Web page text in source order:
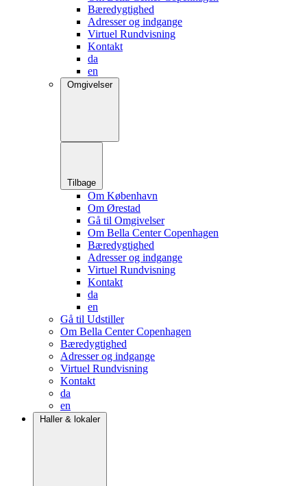
Bæredygtighed
Adresser og indgange
Virtuel Rundvisning
Kontakt
da
en
Omgivelser
Tilbage
Om København
Om Ørestad
Gå til Omgivelser
Om Bella Center Copenhagen
Bæredygtighed
Adresser og indgange
Virtuel Rundvisning
Kontakt
da
en
Gå til Udstiller
Om Bella Center Copenhagen
Bæredygtighed
Adresser og indgange
Virtuel Rundvisning
Kontakt
da
en
Haller & lokaler